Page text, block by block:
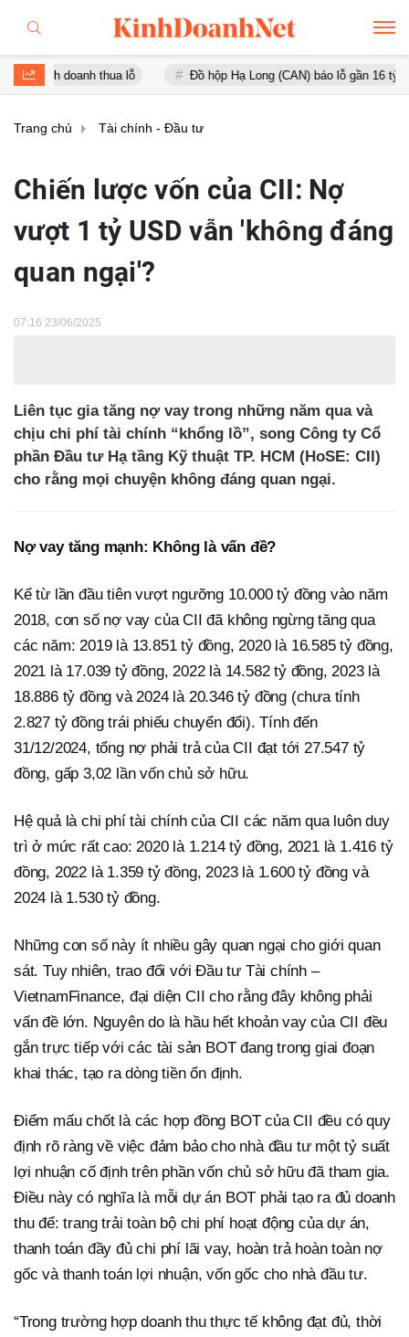
thua lỗ Đồ hộp Hạ Long (CAN) báo lỗ gần 16 tỷ đồng, tài
Trang chủ Tài chính - Đầu tư
Chiến lược vốn của CII: Nợ
vượt 1 tỷ USD vẫn 'không đáng
quan ngại'?
07:16 23/06/2025
Liên tục gia tăng nợ vay trong những năm qua và
chịu chi phí tài chính “khổng lồ”, song Công ty Cổ
phần Đầu tư Hạ tầng Kỹ thuật TP. HCM (HoSE: CII)
cho rằng mọi chuyện không đáng quan ngại.
Nợ vay tăng mạnh: Không là vấn đề?
Kể từ lần đầu tiên vượt ngưỡng 10.000 tỷ đồng vào năm
2018, con số nợ vay của CII đã không ngừng tăng qua
các năm: 2019 là 13.851 tỷ đồng, 2020 là 16.585 tỷ đồng,
2021 là 17.039 tỷ đồng, 2022 là 14.582 tỷ đồng, 2023 là
18.886 tỷ đồng và 2024 là 20.346 tỷ đồng (chưa tính
2.827 tỷ đồng trái phiếu chuyển đổi). Tính đến
31/12/2024, tổng nợ phải trả của CII đạt tới 27.547 tỷ
đồng, gấp 3,02 lần vốn chủ sở hữu.
Hệ quả là chi phí tài chính của CII các năm qua luôn duy
trì ở mức rất cao: 2020 là 1.214 tỷ đồng, 2021 là 1.416 tỷ
đồng, 2022 là 1.359 tỷ đồng, 2023 là 1.600 tỷ đồng và
2024 là 1.530 tỷ đồng.
Những con số này ít nhiều gây quan ngại cho giới quan
sát. Tuy nhiên, trao đổi với Đầu tư Tài chính –
VietnamFinance, đại diện CII cho rằng đây không phải
vấn đề lớn. Nguyên do là hầu hết khoản vay của CII đều
gắn trực tiếp với các tài sản BOT đang trong giai đoạn
khai thác, tạo ra dòng tiền ổn định.
Điểm mấu chốt là các hợp đồng BOT của CII đều có quy
định rõ ràng về việc đảm bảo cho nhà đầu tư một tỷ suất
lợi nhuận cố định trên phần vốn chủ sở hữu đã tham gia.
Điều này có nghĩa là mỗi dự án BOT phải tạo ra đủ doanh
thu để: trang trải toàn bộ chi phí hoạt động của dự án,
thanh toán đầy đủ chi phí lãi vay, hoàn trả hoàn toàn nợ
gốc và thanh toán lợi nhuận, vốn gốc cho nhà đầu tư.
“Trong trường hợp doanh thu thực tế không đạt đủ, thời